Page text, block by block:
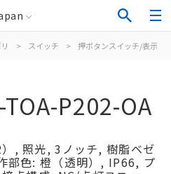
> スイッチ > 押ボタンスイッチ/表示灯
P202-OA
, 照光, 3ノッチ, 樹脂ベゼ
部色: 橙（透明）, IP66, プ